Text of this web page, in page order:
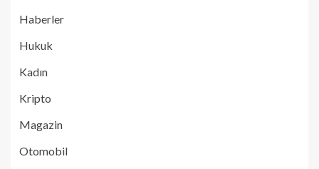
Haberler
Hukuk
Kadın
Kripto
Magazin
Otomobil